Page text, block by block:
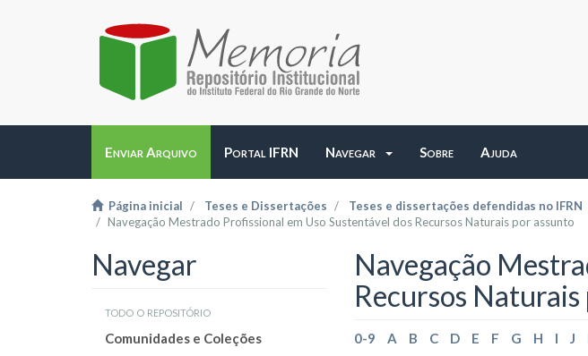
Enviar Arquivo Portal IFRN Navegar Sobre Ajuda
Página inicial Teses e Dissertações Teses e dissertações defendidas no IFRN
Navegação Mestrado Profissional em Uso Sustentável dos Recursos Naturais por assunto
Navegar
todo o repositório
Comunidades e Coleções
Navegação
Recursos
0-9 A B C D E F G H I J